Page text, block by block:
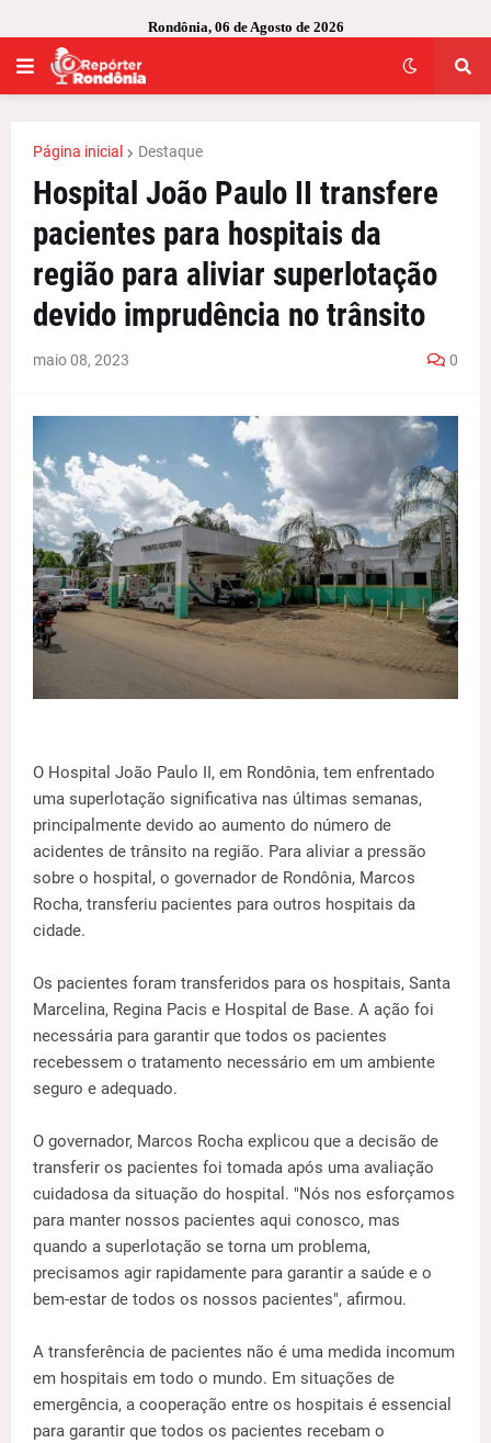
Rondônia, 06 de Agosto de 2026
Página inicial Destaque
Hospital João Paulo II transfere
pacientes para hospitais da
região para aliviar superlotação
devido imprudência no trânsito
maio 08, 2023 0
O Hospital João Paulo II, em Rondônia, tem enfrentado
uma superlotação significativa nas últimas semanas,
principalmente devido ao aumento do número de
acidentes de trânsito na região. Para aliviar a pressão
sobre o hospital, o governador de Rondônia, Marcos
Rocha, transferiu pacientes para outros hospitais da
cidade.
Os pacientes foram transferidos para os hospitais, Santa
Marcelina, Regina Pacis e Hospital de Base. A ação foi
necessária para garantir que todos os pacientes
recebessem o tratamento necessário em um ambiente
seguro e adequado.
O governador, Marcos Rocha explicou que a decisão de
transferir os pacientes foi tomada após uma avaliação
cuidadosa da situação do hospital. "Nós nos esforçamos
para manter nossos pacientes aqui conosco, mas
quando a superlotação se torna um problema,
precisamos agir rapidamente para garantir a saúde e o
bem-estar de todos os nossos pacientes", afirmou.
A transferência de pacientes não é uma medida incomum
em hospitais em todo o mundo. Em situações de
emergência, a cooperação entre os hospitais é essencial
para garantir que todos os pacientes recebam o